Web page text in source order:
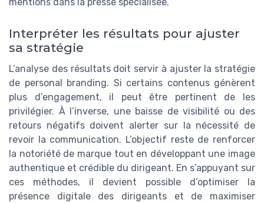
Interpréter les résultats pour ajuster
sa stratégie
L’analyse des résultats doit servir à ajuster la stratégie
de personal branding. Si certains contenus génèrent
plus d’engagement, il peut être pertinent de les
privilégier. À l’inverse, une baisse de visibilité ou des
retours négatifs doivent alerter sur la nécessité de
revoir la communication. L’objectif reste de renforcer
la notoriété de marque tout en développant une image
authentique et crédible du dirigeant. En s’appuyant sur
ces méthodes, il devient possible d’optimiser la
présence digitale des dirigeants et de maximiser